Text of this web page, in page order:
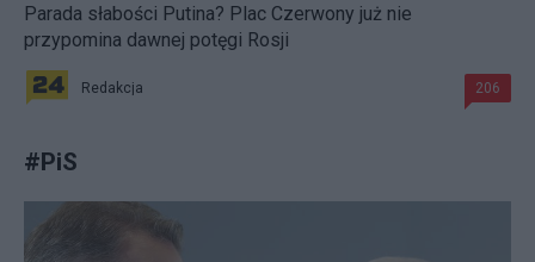
Parada słabości Putina? Plac Czerwony już nie
przypomina dawnej potęgi Rosji
Redakcja 206
#PiS